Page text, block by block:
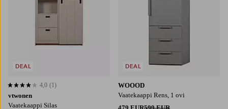
vtwonen
Vaatekaappi Silas
4,0 perustuen 1 arvosanaan
4,0 (1)
DEAL
WOOOD
Vaatekaappi Rens, 1 ovi
DEAL